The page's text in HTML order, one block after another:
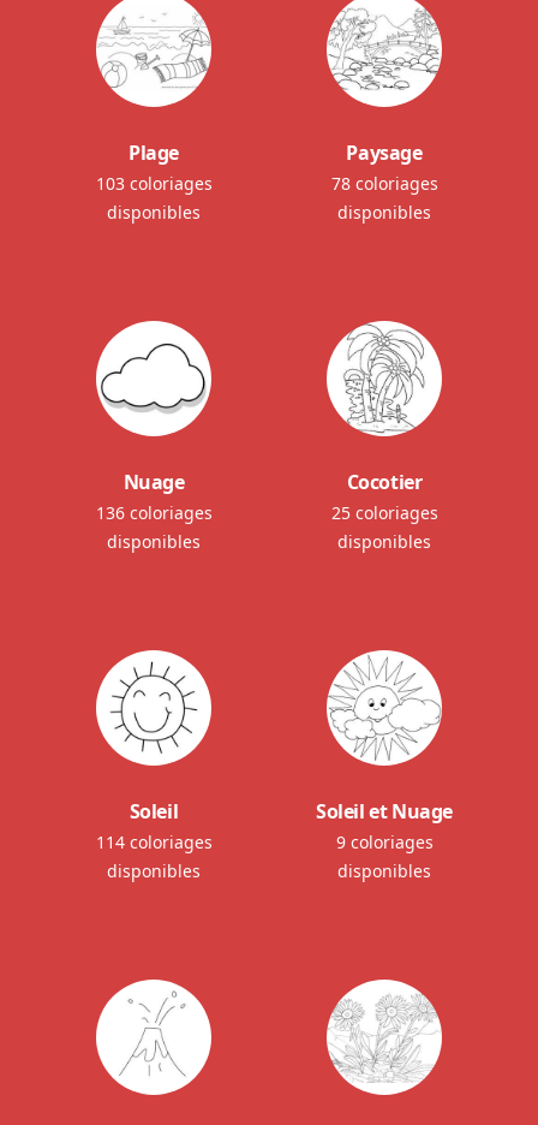
Plage
103 coloriages
disponibles
Paysage
78 coloriages
disponibles
Nuage
136 coloriages
disponibles
Cocotier
25 coloriages
disponibles
Soleil
114 coloriages
disponibles
Soleil et Nuage
9 coloriages
disponibles